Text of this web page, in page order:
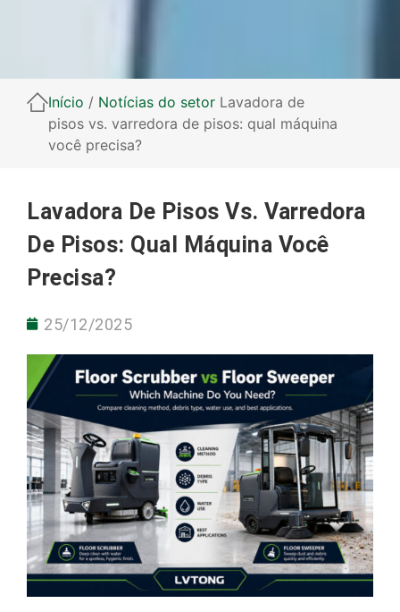
Início / Notícias do setor Lavadora de
pisos vs. varredora de pisos: qual máquina
você precisa?
Lavadora De Pisos Vs. Varredora
De Pisos: Qual Máquina Você
Precisa?
25/12/2025